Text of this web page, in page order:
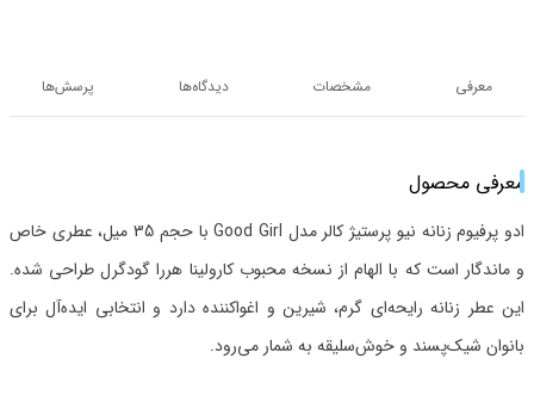
معرفی مشخصات دیدگاه‌ها پرسش‌ها
معرفی محصول
ادو پرفیوم زنانه نیو پرستیژ کالر مدل Good Girl با حجم 35 میل، عطری خاص
و ماندگار است که با الهام از نسخه محبوب کارولینا هررا گودگرل طراحی شده.
این عطر زنانه رایحه‌ای گرم، شیرین و اغواکننده دارد و انتخابی ایده‌آل برای
بانوان شیک‌پسند و خوش‌سلیقه به شمار می‌رود.